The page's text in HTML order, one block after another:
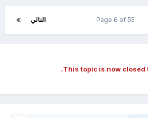
التالي Page 6 of 55